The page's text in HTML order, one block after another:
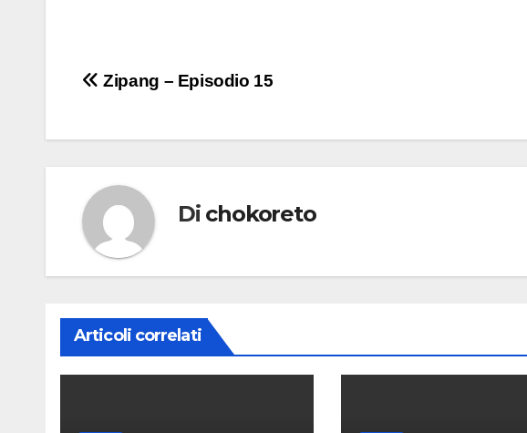
Navigazione
Zipang – Episodio 15
Di chokoreto
Articoli correlati